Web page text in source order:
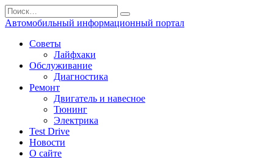
Перейти
к
Search
for:
Автомобильный информационный портал
Советы
Лайфхаки
Обслуживание
Диагностика
Ремонт
Двигатель и навесное
Тюнинг
Электрика
Test Drive
Новости
О сайте